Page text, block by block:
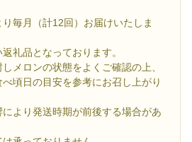
毎月（計12回）お届けいたしま
礼品となっております。
メロンの状態をよくご確認の上、
頃日の目安を参考にお召し上がり
より発送時期が前後する場合があ